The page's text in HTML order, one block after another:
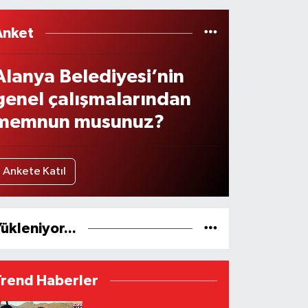
Belediyesi’nin
çalışmalarından
musunuz?
Ankete Katıl
Haberler